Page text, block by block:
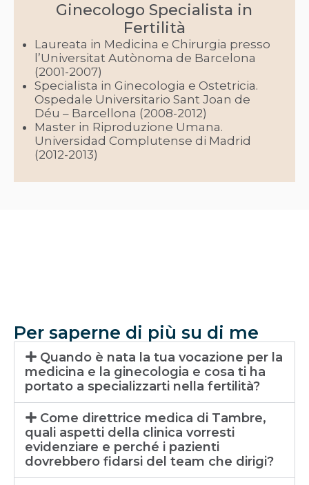
Ginecologo Specialista in
Fertilità
Laureata in Medicina e Chirurgia presso
l’Universitat Autònoma de Barcelona
(2001-2007)
Specialista in Ginecologia e Ostetricia.
Ospedale Universitario Sant Joan de
Déu – Barcellona (2008-2012)
Master in Riproduzione Umana.
Universidad Complutense di Madrid
(2012-2013)
Per saperne di più su di me
Quando è nata la tua vocazione per la
medicina e la ginecologia e cosa ti ha
portato a specializzarti nella fertilità?
Come direttrice medica di Tambre,
quali aspetti della clinica vorresti
evidenziare e perché i pazienti
dovrebbero fidarsi del team che dirigi?